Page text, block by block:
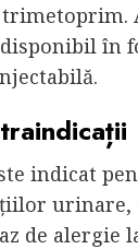
în
indicat
urinare,
de alergie